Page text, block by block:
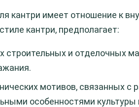
кантри имеет отношение к
кантри, предполагает:
строительных и отделочных
мотивов, связанных с
особенностями